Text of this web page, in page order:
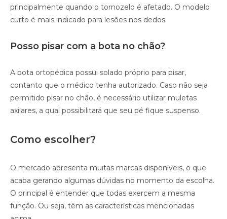
principalmente quando o tornozelo é afetado. O modelo
curto é mais indicado para lesões nos dedos.
Posso pisar com a bota no chão?
A bota ortopédica possui solado próprio para pisar,
contanto que o médico tenha autorizado. Caso não seja
permitido pisar no chão, é necessário utilizar muletas
axilares, a qual possibilitará que seu pé fique suspenso.
Como escolher?
O mercado apresenta muitas marcas disponíveis, o que
acaba gerando algumas dúvidas no momento da escolha.
O principal é entender que todas exercem a mesma
função. Ou seja, têm as características mencionadas